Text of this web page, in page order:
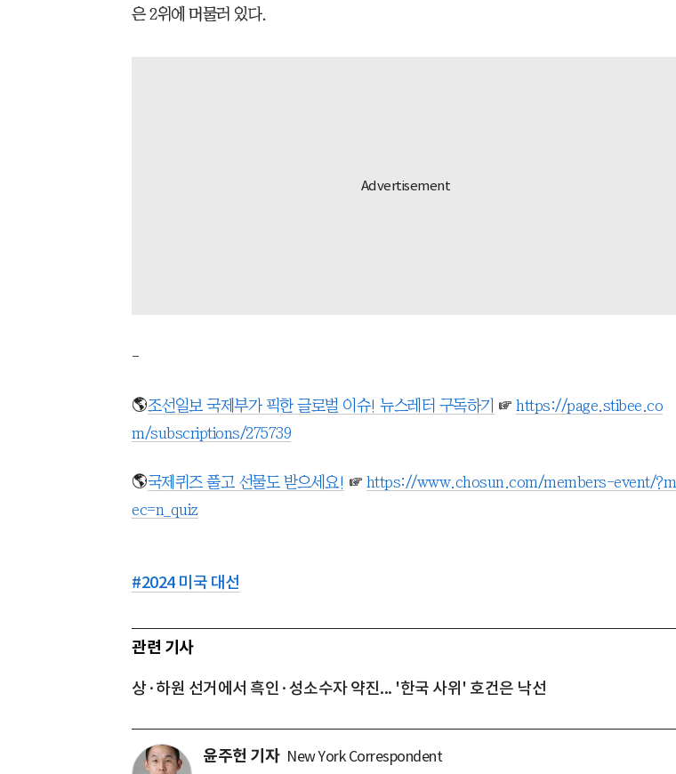
은 2위에 머물러 있다.
-
🌎조선일보 국제부가 픽한 글로벌 이슈! 뉴스레터 구독하기 ☞ https://page.stibee.co
m/subscriptions/275739
🌎국제퀴즈 풀고 선물도 받으세요! ☞ https://www.chosun.com/members-event/?m
ec=n_quiz
#2024 미국 대선
관련 기사
상·하원 선거에서 흑인·성소수자 약진... '한국 사위' 호건은 낙선
윤주헌 기자 New York Correspondent